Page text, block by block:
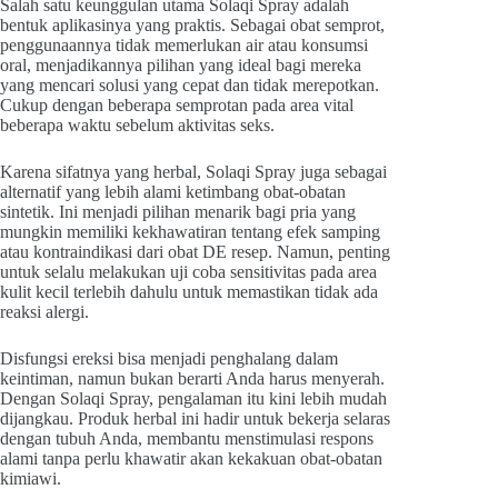
Salah satu keunggulan utama Solaqi Spray adalah
bentuk aplikasinya yang praktis. Sebagai obat semprot,
penggunaannya tidak memerlukan air atau konsumsi
oral, menjadikannya pilihan yang ideal bagi mereka
yang mencari solusi yang cepat dan tidak merepotkan.
Cukup dengan beberapa semprotan pada area vital
beberapa waktu sebelum aktivitas seks.
Karena sifatnya yang herbal, Solaqi Spray juga sebagai
alternatif yang lebih alami ketimbang obat-obatan
sintetik. Ini menjadi pilihan menarik bagi pria yang
mungkin memiliki kekhawatiran tentang efek samping
atau kontraindikasi dari obat DE resep. Namun, penting
untuk selalu melakukan uji coba sensitivitas pada area
kulit kecil terlebih dahulu untuk memastikan tidak ada
reaksi alergi.
Disfungsi ereksi bisa menjadi penghalang dalam
keintiman, namun bukan berarti Anda harus menyerah.
Dengan Solaqi Spray, pengalaman itu kini lebih mudah
dijangkau. Produk herbal ini hadir untuk bekerja selaras
dengan tubuh Anda, membantu menstimulasi respons
alami tanpa perlu khawatir akan kekakuan obat-obatan
kimiawi.